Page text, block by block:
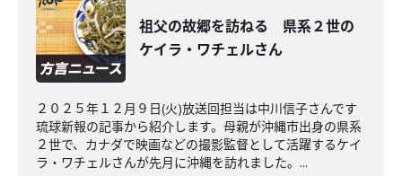
祖父の故郷を訪ねる 県系２世の
ケイラ・ワチェルさん
２０２５年１２月９日(火)放送回担当は中川信子さんです
琉球新報の記事から紹介します。母親が沖縄市出身の県系
２世で、カナダで映画などの撮影監督として活躍するケイ
ラ・ワチェルさんが先月に沖縄を訪れました。...